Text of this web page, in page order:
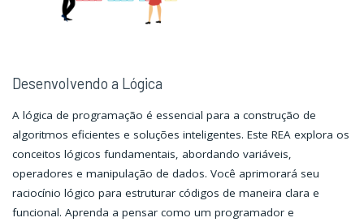
Desenvolvendo a Lógica
A lógica de programação é essencial para a construção de
algoritmos eficientes e soluções inteligentes. Este REA explora os
conceitos lógicos fundamentais, abordando variáveis,
operadores e manipulação de dados. Você aprimorará seu
raciocínio lógico para estruturar códigos de maneira clara e
funcional. Aprenda a pensar como um programador e